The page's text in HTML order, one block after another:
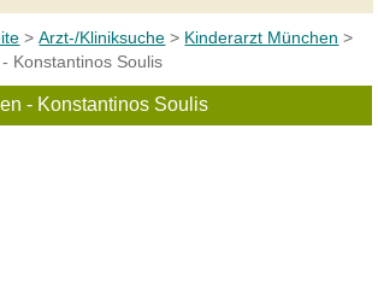
>Arzt-/Kliniksuche > Kinderarzt München >
Konstantinos Soulis
- Konstantinos Soulis